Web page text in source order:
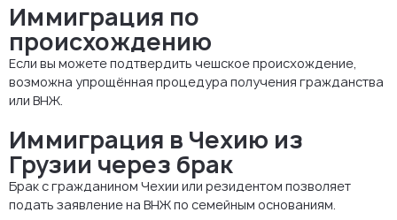
Иммиграция по
происхождению
Если вы можете подтвердить чешское происхождение,
возможна упрощённая процедура получения гражданства
или ВНЖ.
Иммиграция в Чехию из
Грузии через брак
Брак с гражданином Чехии или резидентом позволяет
подать заявление на ВНЖ по семейным основаниям.